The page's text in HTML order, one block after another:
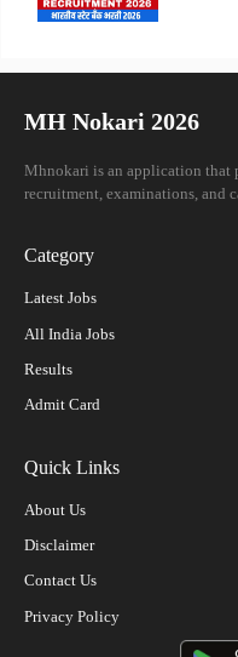
MH Nokari 2026
Mhnokari is an application that
recruitment, examinations, and
Category
Latest Jobs
All India Jobs
Results
Admit Card
Quick Links
About Us
Disclaimer
Contact Us
Privacy Policy